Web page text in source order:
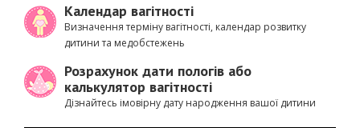
Календар вагітності
Визначення терміну вагітності, календар розвитку
дитини та медобстежень
Розрахунок дати пологів або
калькулятор вагітності
Дізнайтесь імовірну дату народження вашої дитини